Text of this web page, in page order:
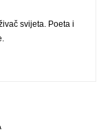
svijeta. Poeta i